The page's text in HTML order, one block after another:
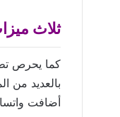
ثلاث
كما يحرص
بالعديد من
أضافت